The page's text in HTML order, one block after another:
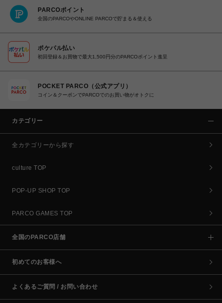
PARCOポイント
全国のPARCOやONLINE PARCOで貯まる＆使える
ポケパル払い
初回登録＆お買物で最大1,500円分のPARCOポイント進呈
POCKET PARCO（公式アプリ）
コイン＆クーポンでPARCOでのお買い物がオトクに
カテゴリー
全カテゴリーから探す
culture TOP
POP-UP SHOP TOP
PARCO GAMES TOP
全国のPARCO店舗
初めてのお客様へ
よくあるご質問 / お問い合わせ